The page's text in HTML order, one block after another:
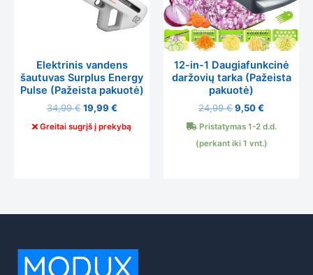
Elektrinis vandens
šautuvas Surplus Energy
Pulse (Pažeista pakuotė)
34,99€ 19,99 €
Greitai sugrįš į prekybą
12-in-1 Daugiafunkcinė
daržovių tarka (Pažeista
pakuotė)
24,99€9,50€
Pristatymas 1-2 d.d.
(perkant iki 1 vnt.)